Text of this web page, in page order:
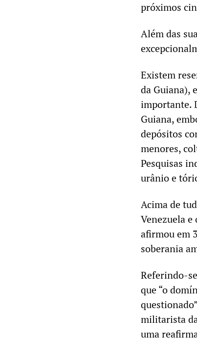
próximos
Além das
Existem
da Guiana),
importante.
Guiana,
depósitos
menores,
Pesquisas
urânio e
Acima de
Venezuela
afirmou em
soberania
Referindo-
que “o
militarista
uma